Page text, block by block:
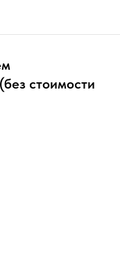
стоимости